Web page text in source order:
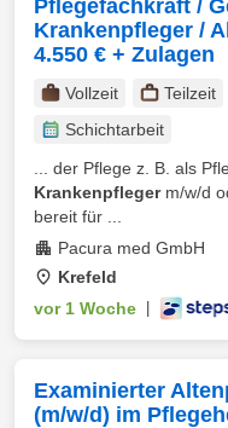
Pflegefachkraft /
Krankenpfleger /
4.550 € + Zulagen
Vollzeit Teilzeit
Schichtarbeit
... der Pflege z. B. als
Krankenpflegerm/w/d
bereit für ...
Pacura med GmbH
Krefeld
vor 1 Woche
Examinierter
(m/w/d) im